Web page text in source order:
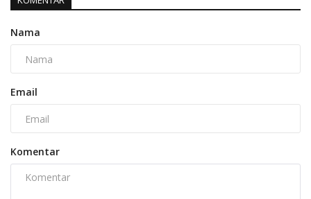
Nama
Email
Komentar